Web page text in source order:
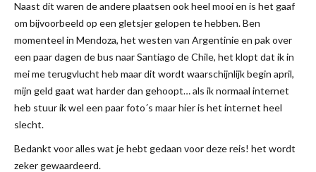
Naast dit waren de andere plaatsen ook heel mooi en is het gaaf
om bijvoorbeeld op een gletsjer gelopen te hebben. Ben
momenteel in Mendoza, het westen van Argentinie en pak over
een paar dagen de bus naar Santiago de Chile, het klopt dat ik in
mei me terugvlucht heb maar dit wordt waarschijnlijk begin april,
mijn geld gaat wat harder dan gehoopt… als ik normaal internet
heb stuur ik wel een paar foto´s maar hier is het internet heel
slecht.
Bedankt voor alles wat je hebt gedaan voor deze reis! het wordt
zeker gewaardeerd.